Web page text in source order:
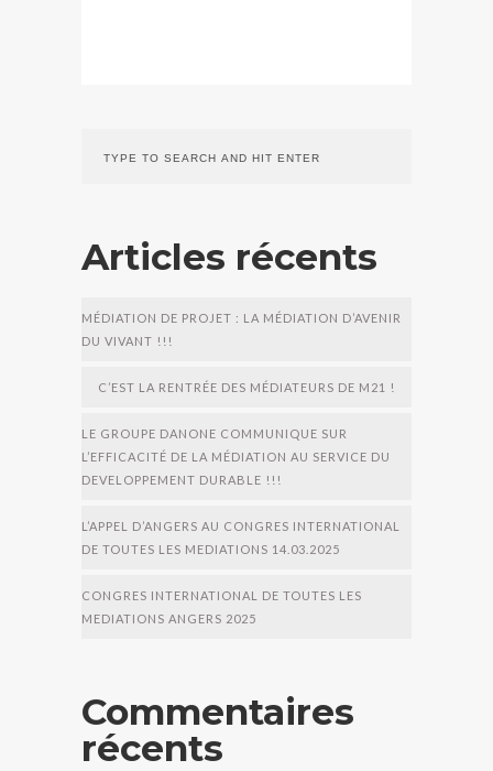
Articles récents
MÉDIATION DE PROJET : LA MÉDIATION D’AVENIR
DU VIVANT !!!
C’EST LA RENTRÉE DES MÉDIATEURS DE M21 !
LE GROUPE DANONE COMMUNIQUE SUR
L’EFFICACITÉ DE LA MÉDIATION AU SERVICE DU
DEVELOPPEMENT DURABLE !!!
L’APPEL D’ANGERS AU CONGRES INTERNATIONAL
DE TOUTES LES MEDIATIONS 14.03.2025
CONGRES INTERNATIONAL DE TOUTES LES
MEDIATIONS ANGERS 2025
Commentaires
récents